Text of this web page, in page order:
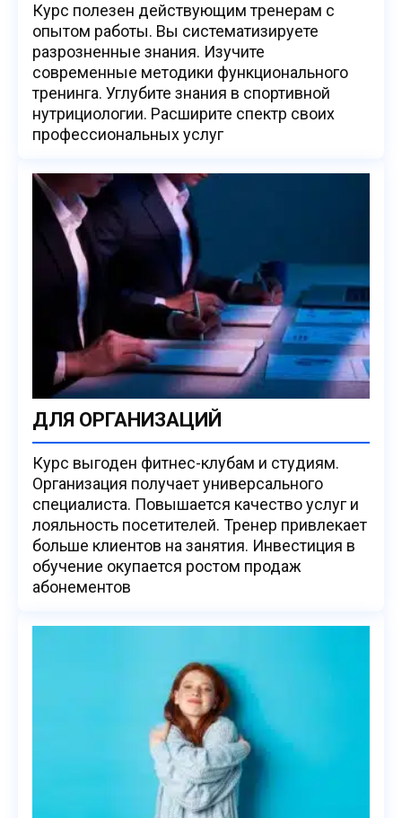
Курс полезен действующим тренерам с
опытом работы. Вы систематизируете
разрозненные знания. Изучите
современные методики функционального
тренинга. Углубите знания в спортивной
нутрициологии. Расширите спектр своих
профессиональных услуг
ДЛЯ ОРГАНИЗАЦИЙ
Курс выгоден фитнес-клубам и студиям.
Организация получает универсального
специалиста. Повышается качество услуг и
лояльность посетителей. Тренер привлекает
больше клиентов на занятия. Инвестиция в
обучение окупается ростом продаж
абонементов